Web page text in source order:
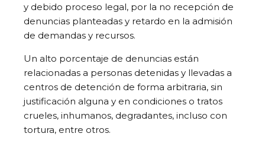
y debido proceso legal, por la no recepción de
denuncias planteadas y retardo en la admisión
de demandas y recursos.
Un alto porcentaje de denuncias están
relacionadas a personas detenidas y llevadas a
centros de detención de forma arbitraria, sin
justificación alguna y en condiciones o tratos
crueles, inhumanos, degradantes, incluso con
tortura, entre otros.